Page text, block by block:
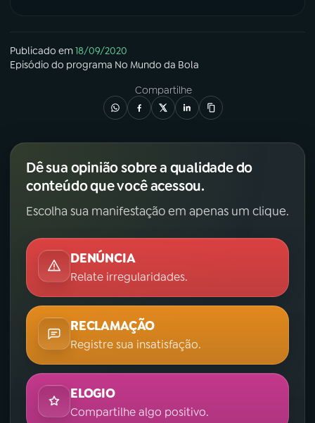
Publicado em18/09/2020
Episódio do programa No Mundo da Bola
Compartilhe
Dê sua opinião sobre a qualidade do
conteúdo que você acessou.
Escolha sua manifestação em apenas um clique.
DENÚNCIA
Relate irregularidades.
RECLAMAÇÃO
Registre sua insatisfação.
ELOGIO
Compartilhe algo positivo.